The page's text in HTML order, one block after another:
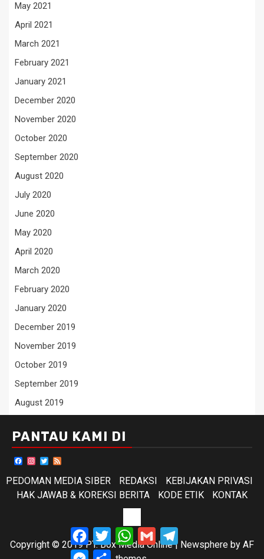
May 2021
April 2021
March 2021
February 2021
January 2021
December 2020
November 2020
October 2020
September 2020
August 2020
July 2020
June 2020
May 2020
April 2020
March 2020
February 2020
January 2020
December 2019
November 2019
October 2019
September 2019
August 2019
PANTAU KAMI DI
Facebook
Instagram
Twitter
PEDOMAN MEDIA SIBER
REDAKSI
KEBIJAKAN PRIVASI
HAK JAWAB & KOREKSI BERITA
KODE ETIK KONTAK
ETIK
Copyright © 2019 PT. Box Media Online| Newsphere by AF
Facebook
TwitterWhatsApp
Gmail
Messenger
Share